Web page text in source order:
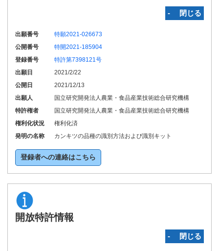
‐ 閉じる
出願番号
特願2021-026673
公開番号
特開2021-185904
登録番号
特許第7398121号
出願日
2021/2/22
公開日
2021/12/13
出願人
国立研究開発法人農業・食品産業技術総合研究機構
特許権者
国立研究開発法人農業・食品産業技術総合研究機構
権利化状況
権利化済
発明の名称
カンキツの品種の識別方法および識別キット
登録者への連絡はこちら
開放特許情報
‐ 閉じる